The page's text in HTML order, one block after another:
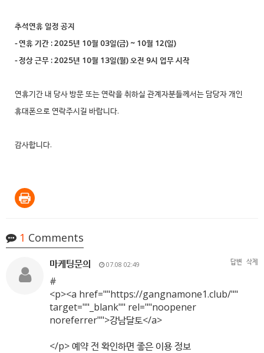
추석연휴 일정 공지
- 연휴 기간 : 2025년 10월 03일(금) ~ 10월 12(일)
- 정상 근무 : 2025년 10월 13일(월) 오전 9시 업무 시작
연휴기간 내 당사 방문 또는 연락을 취하실 관계자분들께서는 담당자 개인
휴대폰으로 연락주시길 바랍니다.
감사합니다.
1 Comments
마케팅문의 07.08 02:49 답변 삭제
#
<p><a href=""https://gangnamone1.club/""
target=""_blank"" rel=""noopener
noreferrer"">강남달토</a>
</p> 예약 전 확인하면 좋은 이용 정보